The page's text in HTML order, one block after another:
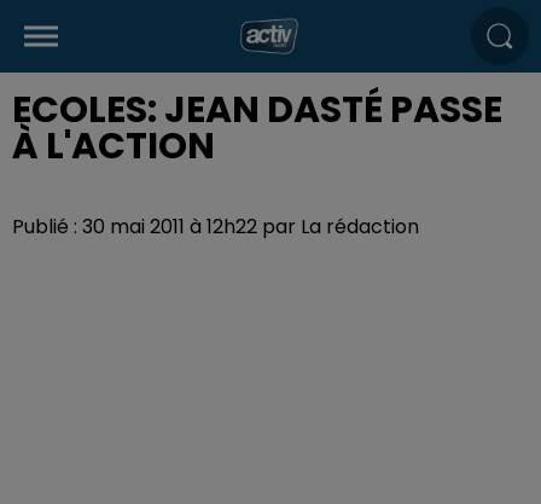
ECOLES: JEAN DASTÉ PASSE
À L'ACTION
Publié : 30 mai 2011 à 12h22 par La rédaction